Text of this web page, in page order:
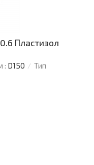
Пластизол
: D150
Тип